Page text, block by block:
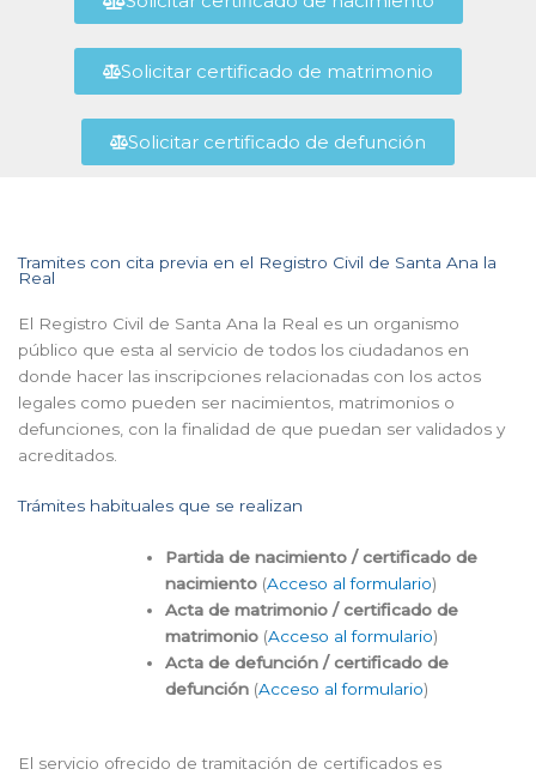
Solicitar certificado de matrimonio
Solicitar certificado de defunción
Tramites con cita previa en el Registro Civil de Santa Ana la
Real
El Registro Civil de Santa Ana la Real es un organismo
público que esta al servicio de todos los ciudadanos en
donde hacer las inscripciones relacionadas con los actos
legales como pueden ser nacimientos, matrimonios o
defunciones, con la finalidad de que puedan ser validados y
acreditados.
Trámites habituales que se realizan
Partida de nacimiento / certificado de
nacimiento (Acceso al formulario)
Acta de matrimonio / certificado de
matrimonio (Acceso al formulario)
Acta de defunción / certificado de
defunción (Acceso al formulario)
El servicio ofrecido de tramitación de certificados es